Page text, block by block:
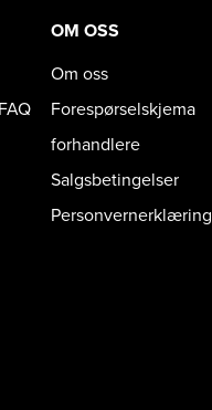
OM OSS
Om oss
Forespørselskjema
forhandlere
Salgsbetingelser
Personvernerklæring